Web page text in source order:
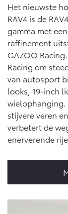
Het nieuwste
RAV4 is de
gamma met
raffinement
GAZOO
Racing om
van autosport
looks, 19-inch
wielophanging.
stijvere veren
verbetert de
enerverende